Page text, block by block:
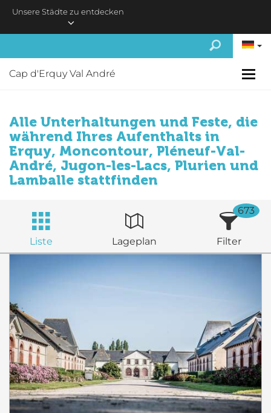
Skip to main content
Unsere Städte zu entdecken
Cap d'Erquy Val André
Alle Unterhaltungen und Feste, die
während Ihres Aufenthalts in
Erquy, Moncontour, Pléneuf-Val-
André, Jugon-les-Lacs, Plurien und
Lamballe stattfinden
Liste Lageplan Filter
673